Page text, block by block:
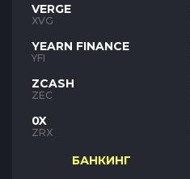
VERGE
XVG
YEARN FINANCE
YFI
ZCASH
ZEC
0X
ZRX
БАНКИНГ